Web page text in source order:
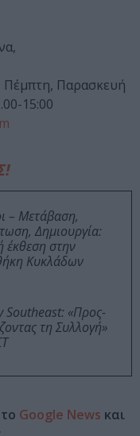
Πέμπτη, Παρασκευή
15:00
– Μετάβαση,
Δημιουργία:
έκθεση στην
Κυκλάδων
Southeast: «Προς-
τη Συλλογή»
Google News και